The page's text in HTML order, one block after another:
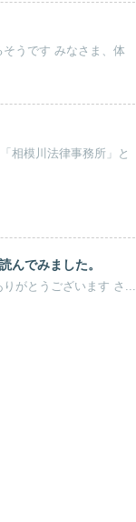
んでみました。
事務スタッフ、black dogです 新しく読者になってくださった方、ありがとうございます さ...